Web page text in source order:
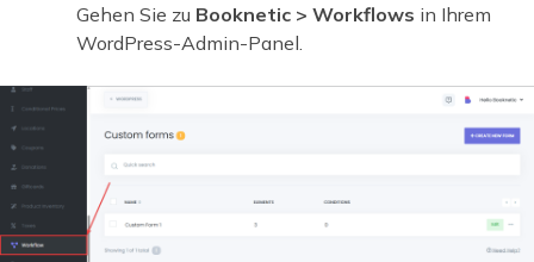
Gehen Sie zu Booknetic > Workflows in Ihrem
WordPress-Admin-Panel.